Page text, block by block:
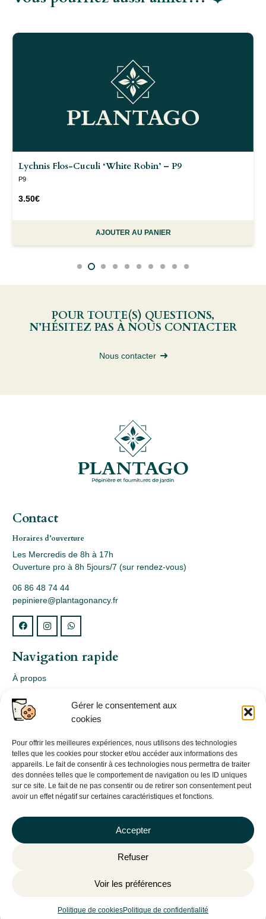
Gérer le consentement aux
cookies
Pour offrir les meilleures expériences, nous utilisons des technologies
telles que les cookies pour stocker et/ou accéder aux informations des
appareils. Le fait de consentir à ces technologies nous permettra de traiter
des données telles que le comportement de navigation ou les ID uniques
sur ce site. Le fait de ne pas consentir ou de retirer son consentement peut
avoir un effet négatif sur certaines caractéristiques et fonctions.
Accepter
Refuser
Voir les préférences
Politique de cookiesPolitique de confidentialité
Lychnis Flos-Cuculi ‘White Robin’ – P9
P9
3.50€
AJOUTER AU PANIER
POUR TOUTE(S) QUESTIONS,
N’HÉSITEZ PAS À NOUS CONTACTER
Nous contacter
Contact
Horaires d’ouverture
Les Mercredis de 8h à 17h
Ouverture pro à 8h 5jours/7 (sur rendez-vous)
06 86 48 74 44
pepiniere@plantagonancy.fr
Navigation rapide
À propos
Webshop
Nos produits
Conception
Consultation
Contact
Informations légales
Politique de confidentialité
Politique de cookies (UE)
site pas